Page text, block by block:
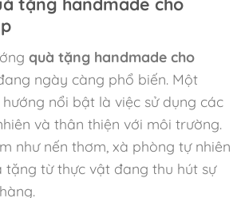
tặng handmade cho
quà tặng handmade cho
ngày càng phổ biến. Một
nổi bật là việc sử dụng các
và thân thiện với môi trường.
như nến thơm, xà phòng tự nhiên
tặng từ thực vật đang thu hút sự